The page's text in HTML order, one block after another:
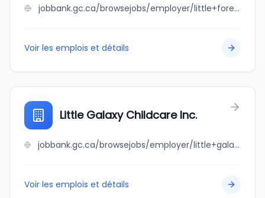
jobbank.gc.ca/browsejobs/employer/little+forest+dwellers+inc/ca
Voir les emplois et détails
Little Galaxy Childcare Inc.
jobbank.gc.ca/browsejobs/employer/little+galaxy+childcare+inc./ca
Voir les emplois et détails